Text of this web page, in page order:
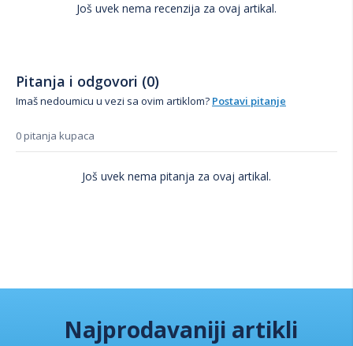
Još uvek nema recenzija za ovaj artikal.
Pitanja i odgovori (0)
Imaš nedoumicu u vezi sa ovim artiklom? Postavi pitanje
0 pitanja kupaca
Još uvek nema pitanja za ovaj artikal.
Najprodavaniji artikli